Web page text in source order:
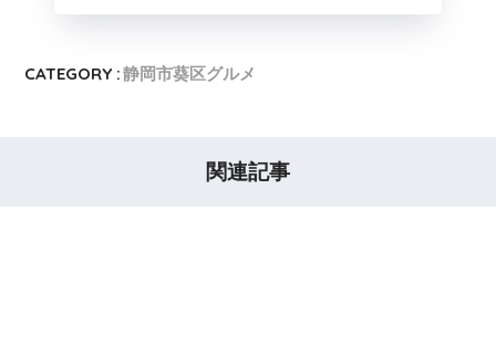
CATEGORY :静岡市葵区グルメ
関連記事